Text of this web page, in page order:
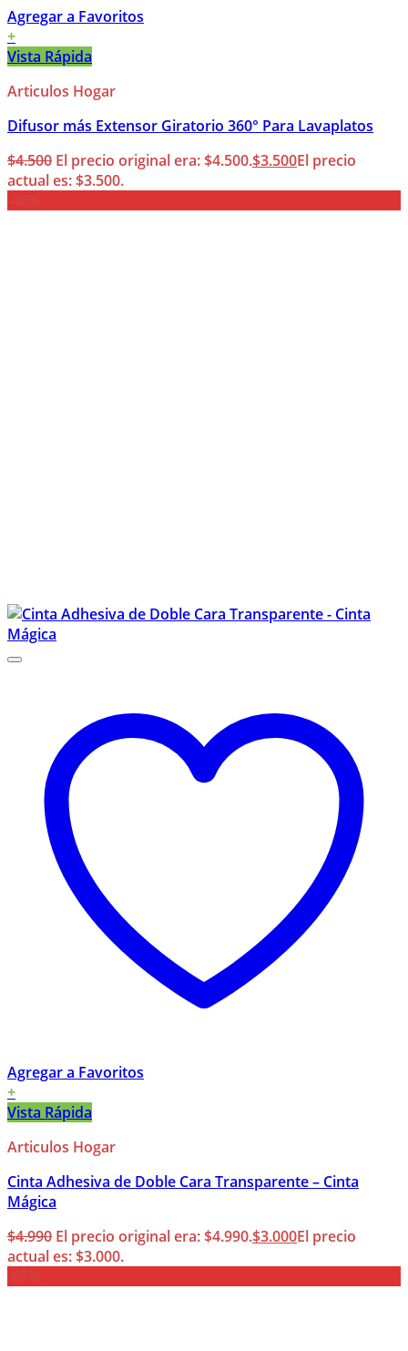
Agregar a Favoritos
+
Vista Rápida
Articulos Hogar
Difusor más Extensor Giratorio 360° Para Lavaplatos
$4.500 El precio original era: $4.500.$3.500El precio
actual es: $3.500.
Agregar a Favoritos
+
Vista Rápida
Articulos Hogar
Cinta Adhesiva de Doble Cara Transparente – Cinta
Mágica
$4.990 El precio original era: $4.990.$3.000El precio
actual es: $3.000.